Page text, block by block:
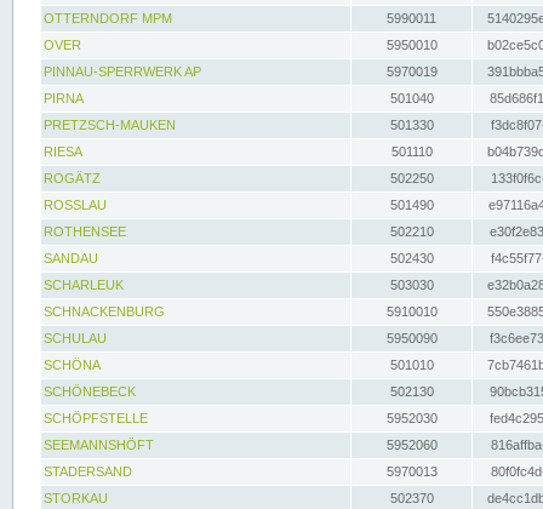
OTTERNDORF MPM
5990011
OVER
5950010
PINNAU-SPERRWERK AP
5970019
PIRNA
501040
PRETZSCH-MAUKEN
501330
RIESA
501110
ROGÄTZ
502250
ROSSLAU
501490
ROTHENSEE
502210
SANDAU
502430
SCHARLEUK
503030
SCHNACKENBURG
5910010
SCHULAU
5950090
SCHÖNA
501010
SCHÖNEBECK
502130
SCHÖPFSTELLE
5952030
SEEMANNSHÖFT
5952060
STADERSAND
5970013
STORKAU
502370